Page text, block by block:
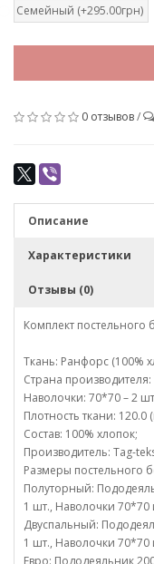
Семейный (+295.00грн)
0 отзывов/
Описание
Характеристики
Отзывы (0)
Комплект постельного
Ткань: Ранфорс (100%
Страна
Наволочки: 70*70 – 2
Плотность ткани: 120.0
Состав: 100% хлопок;
Производитель: Tag-
Размеры постельного
Полуторный:
1 шт., Наволочки 70*70
Двуспальный:
1 шт., Наволочки 70*70
Евро: Пододеяльник